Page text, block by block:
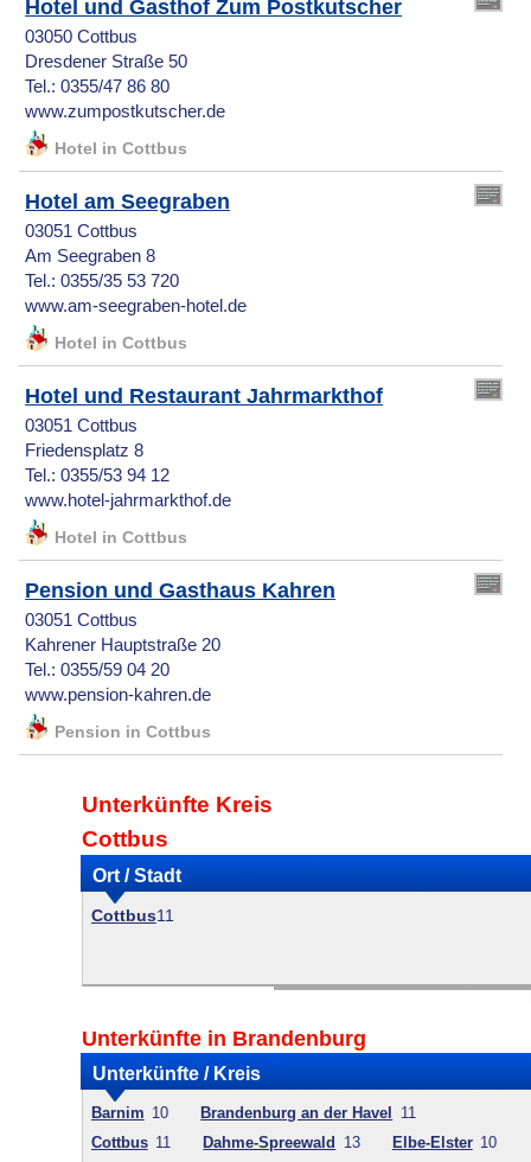
Hotel und Gasthof Zum Postkutscher
03050 Cottbus
Dresdener Straße 50
Tel.: 0355/47 86 80
www.zumpostkutscher.de
Hotel in Cottbus
Hotel am Seegraben
03051 Cottbus
Am Seegraben 8
Tel.: 0355/35 53 720
www.am-seegraben-hotel.de
Hotel in Cottbus
Hotel und Restaurant Jahrmarkthof
03051 Cottbus
Friedensplatz 8
Tel.: 0355/53 94 12
www.hotel-jahrmarkthof.de
Hotel in Cottbus
Pension und Gasthaus Kahren
03051 Cottbus
Kahrener Hauptstraße 20
Tel.: 0355/59 04 20
www.pension-kahren.de
Pension in Cottbus
Unterkünfte Kreis
Cottbus
Ort / Stadt
Cottbus11
Unterkünfte in Brandenburg
Unterkünfte / Kreis
Barnim 10 Brandenburg an der Havel
11
Cottbus 11 Dahme-Spreewald 13 Elbe-Elster 10